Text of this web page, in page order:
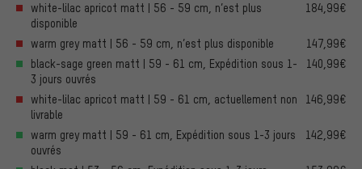
white-lilac apricot matt | 56 - 59 cm, n’est plus
disponible
184,99€
warm grey matt | 56 - 59 cm, n’est plus disponible
147,99€
black-sage green matt | 59 - 61 cm, Expédition sous 1-
3 jours ouvrés
140,99€
white-lilac apricot matt | 59 - 61 cm, actuellement non
livrable
146,99€
warm grey matt | 59 - 61 cm, Expédition sous 1-3 jours
ouvrés
142,99€